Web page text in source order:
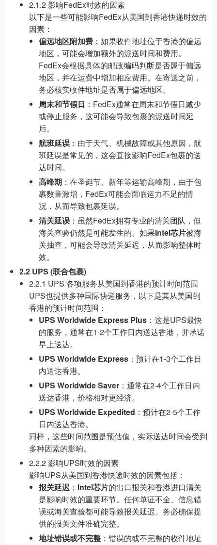
2.1.2 影响FedEx时效的因素
以下是一些可能影响FedEx从美国到香港快递时效的
因素：
偏远地区附加费 ：如果收件地址位于香港的偏远
地区，可能会增加额外的派送时间和费用。
FedEx会根据具体的邮政编码判断是否属于偏远
地区，并在运费中增加相应费用。在寄送之前，
务必核实收件地址是否属于偏远地区。
周末和节假日 ：FedEx通常在周末和节假日减少
或停止服务，这可能会导致包裹的派送时间延
后。
航班延误 ：由于天气、机械故障或其他原因，航
班延误是常见的，这会直接影响FedEx包裹的送
达时间。
高峰期 ：在圣诞节、新年等运输高峰期，由于包
裹数量激增，FedEx可能会面临运力不足的情
况，从而导致包裹延误。
清关延误 ：虽然FedEx拥有专业的清关团队，但
海关查验仍然是可能发生的。如果Intel芯片被海
关抽查，可能会导致清关延迟，从而影响整体时
效。
2.2 UPS (联合包裹)
2.2.1 UPS 各项服务从美国到香港的预计时间范围
UPS也提供多种国际快递服务，以下是其从美国到
香港的预计时间范围：
UPS Worldwide Express Plus ：这是UPS最快
的服务，通常在1-2个工作日内送达香港，并承诺
早上送达。
UPS Worldwide Express ：预计在1-3个工作日
内送达香港。
UPS Worldwide Saver ：通常在2-4个工作日内
送达香港，价格相对更经济。
UPS Worldwide Expedited ：预计在2-5个工作
日内送达香港。
同样，这些时间范围是预估值，实际送达时间会受到
多种因素的影响。
2.2.2 影响UPS时效的因素
影响UPS从美国到香港快递时效的因素包括：
报关延迟 ： Intel芯片的出口报关和香港进口清关
是影响时效的重要环节。任何单证不全、信息错
误或海关查验都可能导致报关延迟。务必确保提
供的报关文件准确完整。
地址错误或不完整 ：错误的或不完整的收件地址